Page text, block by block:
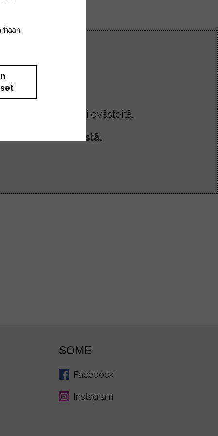
koneellesi evästeitä.
klikkaamalla tästä.
SOME
Facebook
Instagram